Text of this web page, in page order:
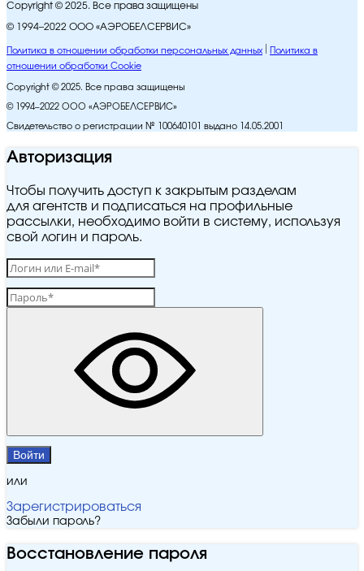
Copyright © 2025. Все права защищены
© 1994–2022 ООО «АЭРОБЕЛСЕРВИС»
Политика в отношении обработки персональных данных
Политика в
отношении обработки Cookie
Copyright © 2025. Все права защищены
© 1994–2022 ООО «АЭРОБЕЛСЕРВИС»
Свидетельство о регистрации № 100640101 выдано 14.05.2001
Авторизация
Чтобы получить доступ к закрытым разделам
для агентств и подписаться на профильные
рассылки, необходимо войти в систему, используя
свой логин и пароль.
Войти
или
Зарегистрироваться
Забыли пароль?
Восстановление пароля